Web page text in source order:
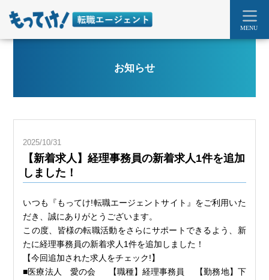
MENU
お知らせ
2025/10/31
【新着求人】経理事務員の新着求人1件を追加
しました！
いつも『もってけ!転職エージェントサイト』をご利用いた
だき、誠にありがとうございます。
この度、皆様の転職活動をさらにサポートできるよう、新
たに経理事務員の新着求人1件を追加しました！
【今回追加された求人をチェック!】
■医療法人 愛の会 【職種】経理事務員 【勤務地】下